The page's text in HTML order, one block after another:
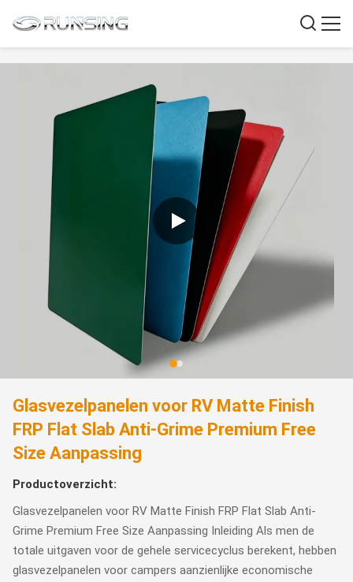
Glasvezelpanelen voor RV Matte Finish
FRP Flat Slab Anti-Grime Premium Free
Size Aanpassing
Productoverzicht:
Glasvezelpanelen voor RV Matte Finish FRP Flat Slab Anti-
Grime Premium Free Size Aanpassing Inleiding Als men de
totale uitgaven voor de gehele servicecyclus berekent, hebben
glasvezelpanelen voor campers aanzienlijke economische